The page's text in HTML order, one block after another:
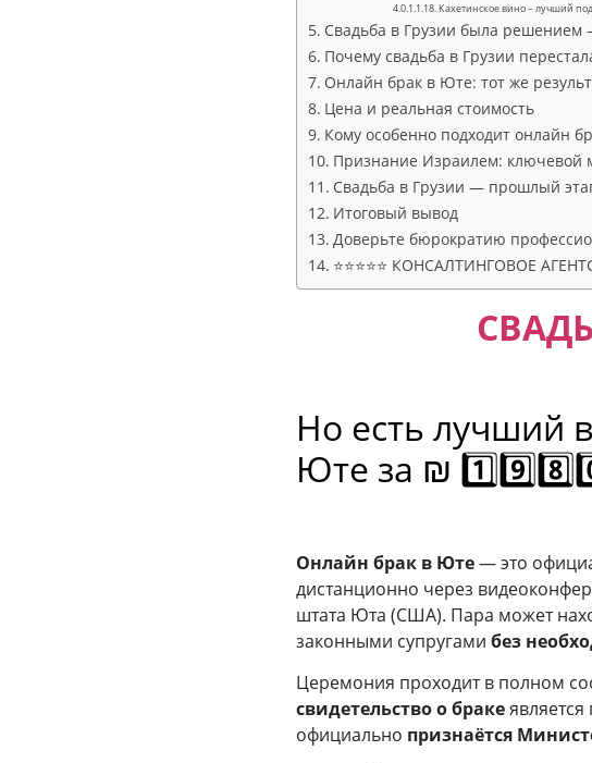
Кахетинское вино – лучший
Свадьба в Грузии была
Почему свадьба в Грузии
Онлайн брак в Юте: тот же
Цена и реальная стоимость
Кому особенно подходит онлайн
Признание Израилем: ключевой
Свадьба в Грузии — прошлый
Итоговый вывод
Доверьте бюрократию
⭐⭐⭐⭐⭐ КОНСАЛТИНГОВОЕ
Но есть лучший
Юте за ₪
Онлайн брак в Юте— это
дистанционно через
штата Юта (США). Пара может
законными супругами без
Церемония проходит в полном
свидетельство о браке
официально признаётся